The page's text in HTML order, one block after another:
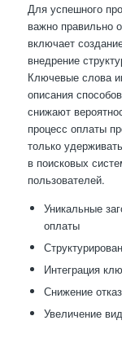
Для успешного
важно правильно
включает
внедрение
Ключевые слова
описания
снижают
процесс оплаты
только
в поисковых
пользователей.
Уникальные
оплаты
Интеграция
Снижение
Увеличение